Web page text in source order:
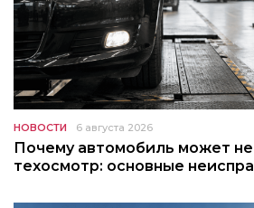
НОВОСТИ 6 августа 2026
Почему автомобиль может
техосмотр: основные